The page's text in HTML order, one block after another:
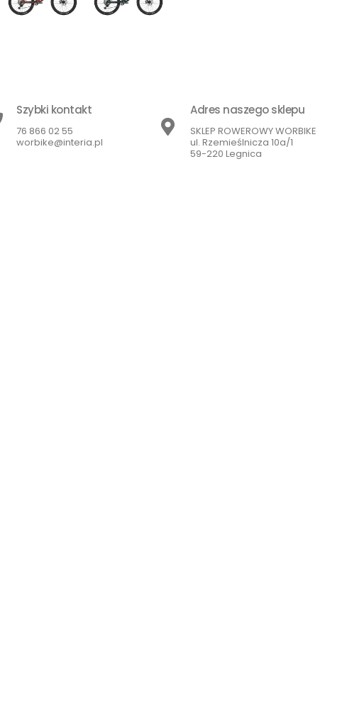
Szybki kontakt
76 866 02 55
worbike@interia.pl
Adres naszego sklepu
SKLEP ROWEROWY WORBIKE
ul. Rzemieślnicza 10a/1
59-220 Legnica